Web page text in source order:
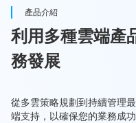
產品介紹
利用多種雲端產
務發展
從多雲策略規劃到持續管理
端支持，以確保您的業務成功